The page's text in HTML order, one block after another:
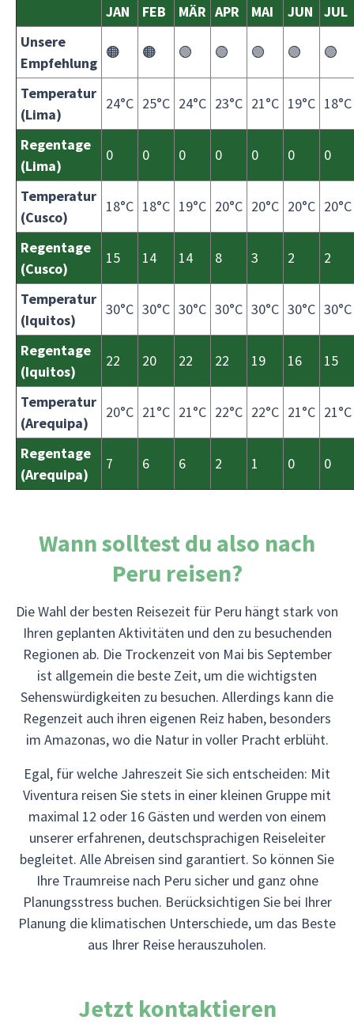
JAN FEB MÄR APR MAI JUN
JUL
Unsere
Empfehlung
🟠 🟠 🟢 🟢 🟢 🟢 🟢
Temperatur
(Lima)
24°C 25°C 24°C 23°C 21°C 19°C 18°C
Regentage
(Lima)
0 0 0 0 0 0 0
Temperatur
(Cusco)
18°C 18°C 19°C 20°C 20°C 20°C 20°C
Regentage
(Cusco)
15 14 14 8 3 2 2
Temperatur
(Iquitos)
30°C 30°C 30°C 30°C 30°C 30°C 30°C
Regentage
(Iquitos)
22 20 22 22 19 16 15
Temperatur
(Arequipa)
20°C 21°C 21°C 22°C 22°C 21°C 21°C
Regentage
(Arequipa)
7 6 6 2 1 0 0
Wann solltest du also nach
Peru reisen?
Die Wahl der besten Reisezeit für Peru hängt stark von
Ihren geplanten Aktivitäten und den zu besuchenden
Regionen ab. Die Trockenzeit von Mai bis September
ist allgemein die beste Zeit, um die wichtigsten
Sehenswürdigkeiten zu besuchen. Allerdings kann die
Regenzeit auch ihren eigenen Reiz haben, besonders
im Amazonas, wo die Natur in voller Pracht erblüht.
Egal, für welche Jahreszeit Sie sich entscheiden: Mit
Viventura reisen Sie stets in einer kleinen Gruppe mit
maximal 12 oder 16 Gästen und werden von einem
unserer erfahrenen, deutschsprachigen Reiseleiter
begleitet. Alle Abreisen sind garantiert. So können Sie
Ihre Traumreise nach Peru sicher und ganz ohne
Planungsstress buchen. Berücksichtigen Sie bei Ihrer
Planung die klimatischen Unterschiede, um das Beste
aus Ihrer Reise herauszuholen.
Jetzt kontaktieren